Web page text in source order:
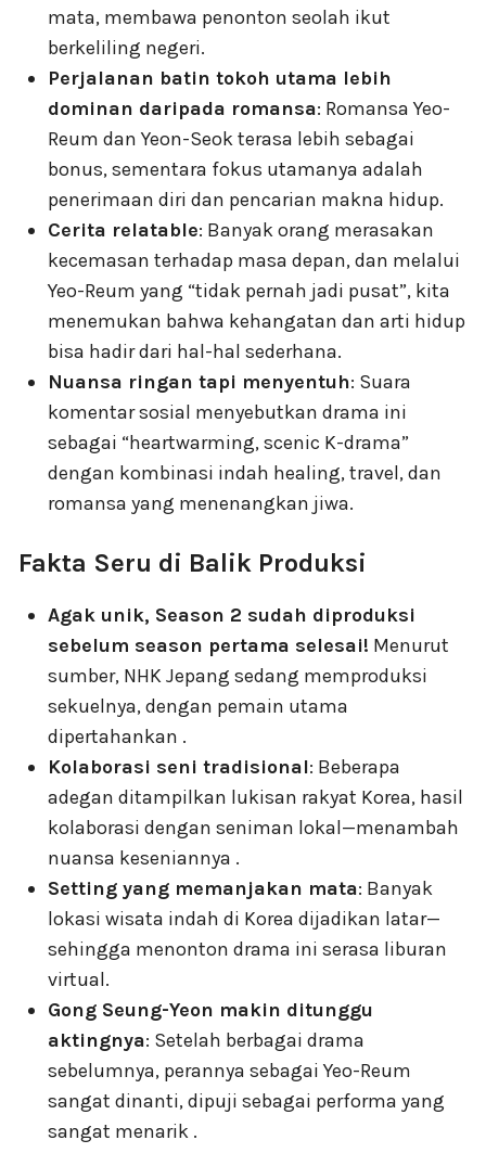
mata, membawa penonton seolah ikut
berkeliling negeri.
Perjalanan batin tokoh utama lebih
dominan daripada romansa: Romansa Yeo-
Reum dan Yeon-Seok terasa lebih sebagai
bonus, sementara fokus utamanya adalah
penerimaan diri dan pencarian makna hidup.
Cerita relatable: Banyak orang merasakan
kecemasan terhadap masa depan, dan melalui
Yeo-Reum yang “tidak pernah jadi pusat”, kita
menemukan bahwa kehangatan dan arti hidup
bisa hadir dari hal-hal sederhana.
Nuansa ringan tapi menyentuh: Suara
komentar sosial menyebutkan drama ini
sebagai “heartwarming, scenic K-drama”
dengan kombinasi indah healing, travel, dan
romansa yang menenangkan jiwa.
Fakta Seru di Balik Produksi
Agak unik, Season 2 sudah diproduksi
sebelum season pertama selesai! Menurut
sumber, NHK Jepang sedang memproduksi
sekuelnya, dengan pemain utama
dipertahankan .
Kolaborasi seni tradisional: Beberapa
adegan ditampilkan lukisan rakyat Korea, hasil
kolaborasi dengan seniman lokal—menambah
nuansa keseniannya .
Setting yang memanjakan mata: Banyak
lokasi wisata indah di Korea dijadikan latar—
sehingga menonton drama ini serasa liburan
virtual.
Gong Seung-Yeon makin ditunggu
aktingnya: Setelah berbagai drama
sebelumnya, perannya sebagai Yeo-Reum
sangat dinanti, dipuji sebagai performa yang
sangat menarik .